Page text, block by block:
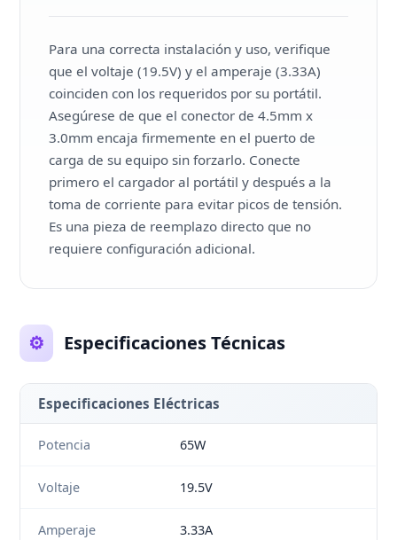
Para una correcta instalación y uso, verifique
que el voltaje (19.5V) y el amperaje (3.33A)
coinciden con los requeridos por su portátil.
Asegúrese de que el conector de 4.5mm x
3.0mm encaja firmemente en el puerto de
carga de su equipo sin forzarlo. Conecte
primero el cargador al portátil y después a la
toma de corriente para evitar picos de tensión.
Es una pieza de reemplazo directo que no
requiere configuración adicional.
⚙️ Especificaciones Técnicas
Especificaciones Eléctricas
Potencia 65W
Voltaje 19.5V
Amperaje 3.33A